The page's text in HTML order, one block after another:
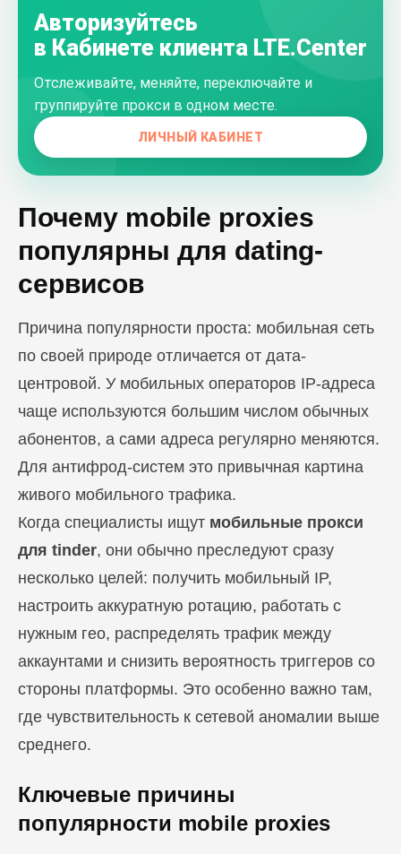
Авторизуйтесь
в Кабинете клиента LTE.Center
Отслеживайте, меняйте, переключайте и
группируйте прокси в одном месте.
ЛИЧНЫЙ КАБИНЕТ
Почему mobile proxies
популярны для dating-
сервисов
Причина популярности проста: мобильная сеть
по своей природе отличается от дата-
центровой. У мобильных операторов IP-адреса
чаще используются большим числом обычных
абонентов, а сами адреса регулярно меняются.
Для антифрод-систем это привычная картина
живого мобильного трафика.
Когда специалисты ищут мобильные прокси
для tinder, они обычно преследуют сразу
несколько целей: получить мобильный IP,
настроить аккуратную ротацию, работать с
нужным гео, распределять трафик между
аккаунтами и снизить вероятность триггеров со
стороны платформы. Это особенно важно там,
где чувствительность к сетевой аномалии выше
среднего.
Ключевые причины
популярности mobile proxies